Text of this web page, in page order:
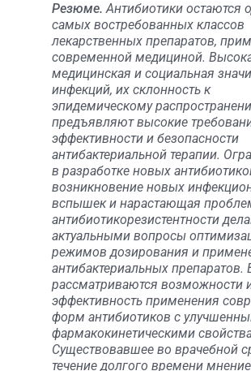
Резюме. Антибиотики остаются
самых востребованных классов
лекарственных препаратов,
современной медициной.
медицинская и социальная
инфекций, их склонность к
эпидемическому
предъявляют высокие
эффективности и безопасности
антибактериальной терапии.
в разработке новых
возникновение новых
вспышек и нарастающая
антибиотикорезистентности
актуальными вопросы
режимов дозирования и
антибактериальных препаратов.
рассматриваются возможности
эффективность применения
форм антибиотиков с
фармакокинетическими
Существовавшее во врачебной
течение долгого времени